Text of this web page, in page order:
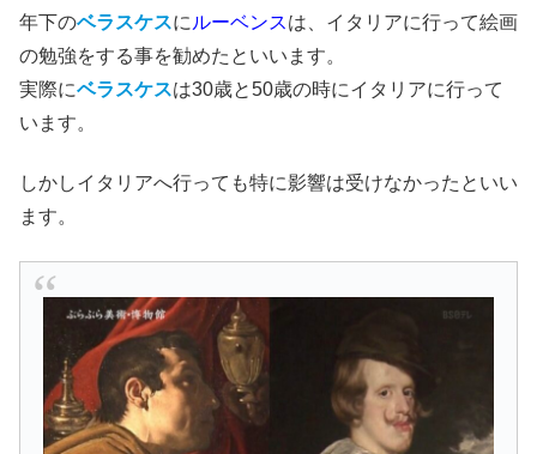
年下のベラスケスに ルーベンスは、イタリアに行って絵画
の勉強をする事を勧めたといいます。
実際にベラスケスは30歳と50歳の時にイタリアに行って
います。
しかしイタリアへ行っても特に影響は受けなかったといい
ます。